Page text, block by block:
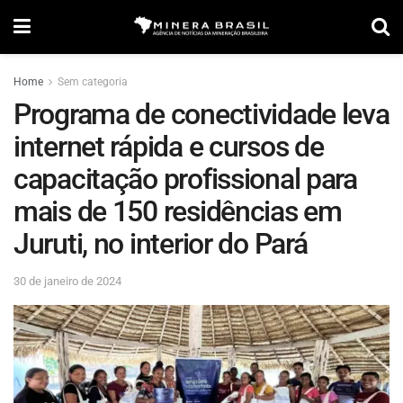
Home Sem categoria
Programa de conectividade leva
internet rápida e cursos de
capacitação profissional para
mais de 150 residências em
Juruti, no interior do Pará
30 de janeiro de 2024